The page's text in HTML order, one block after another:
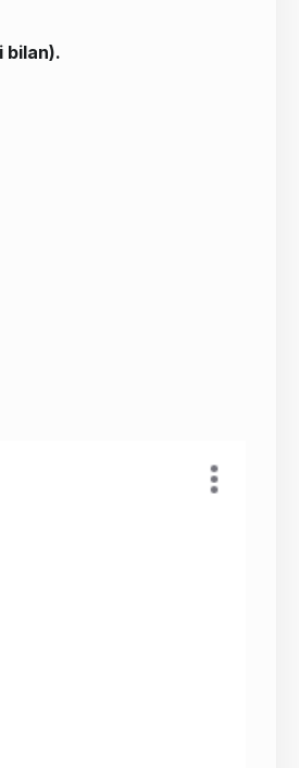
bilan).